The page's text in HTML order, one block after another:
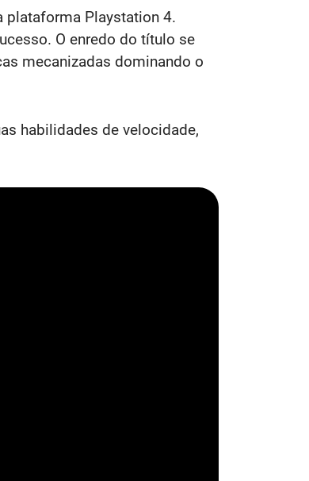
plataforma Playstation 4.
O enredo do título se
mecanizadas dominando o
habilidades de velocidade,